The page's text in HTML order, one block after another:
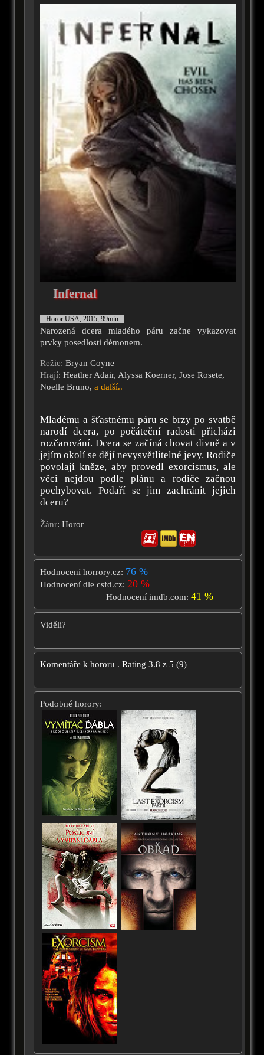
Infernal
Horor USA, 2015, 99min
Narozená dcera mladého páru začne vykazovat
prvky posedlosti démonem.
Režie: Bryan Coyne
Hrají: Heather Adair, Alyssa Koerner, Jose Rosete,
Noelle Bruno, a další..
Mladému a šťastnému páru se brzy po svatbě
narodí dcera, po počáteční radosti přicházi
rozčarování. Dcera se začíná chovat divně a v
jejím okolí se dějí nevysvětlitelné jevy. Rodiče
povolají kněze, aby provedl exorcismus, ale
věci nejdou podle plánu a rodiče začnou
pochybovat. Podaří se jim zachránit jejich
dceru?
Žánr: Horor
Hodnocení horrory.cz: 76 %
Hodnocení dle csfd.cz: 20 %
Hodnocení imdb.com:41 %
Viděli?
Komentáře k hororu . Rating 3.8 z 5 (9)
Podobné horory: